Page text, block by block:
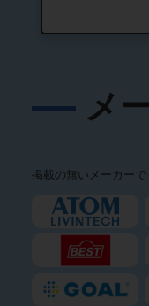
メ
掲載の無いメーカーで